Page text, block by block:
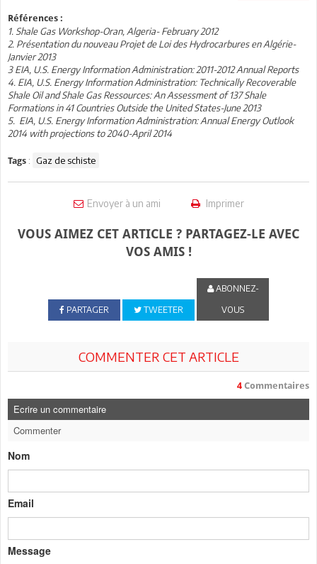
Références :
1. Shale Gas Workshop-Oran, Algeria- February 2012
2. Présentation du nouveau Projet de Loi des Hydrocarbures en Algérie-
Janvier 2013
3 EIA, U.S. Energy Information Administration: 2011-2012 Annual Reports
4. EIA, U.S. Energy Information Administration: Technically Recoverable
Shale Oil and Shale Gas Ressources: An Assessment of 137 Shale
Formations in 41 Countries Outside the United States-June 2013
5. EIA, U.S. Energy Information Administration: Annual Energy Outlook
2014 with projections to 2040-April 2014
Tags : Gaz de schiste
Envoyer à un ami Imprimer
VOUS AIMEZ CET ARTICLE ? PARTAGEZ-LE AVEC
VOS AMIS !
PARTAGER TWEETER
ABONNEZ-
VOUS
COMMENTER CET ARTICLE
4 Commentaires
Ecrire un commentaire
Commenter
Nom
Email
Message